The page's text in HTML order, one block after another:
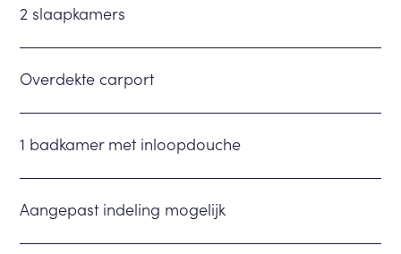
2 slaapkamers
Overdekte carport
1 badkamer met inloopdouche
Aangepast indeling mogelijk